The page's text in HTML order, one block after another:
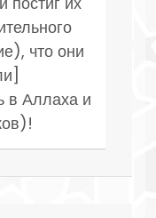
что они
в Аллаха и